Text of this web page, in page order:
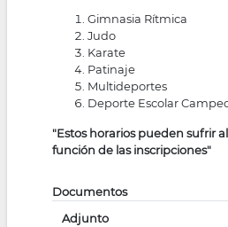
Gimnasia Rítmica
Judo
Karate
Patinaje
Multideportes
Deporte Escolar
"Estos horarios pueden sufrir
función de las inscripciones"
Documentos
Adjunto